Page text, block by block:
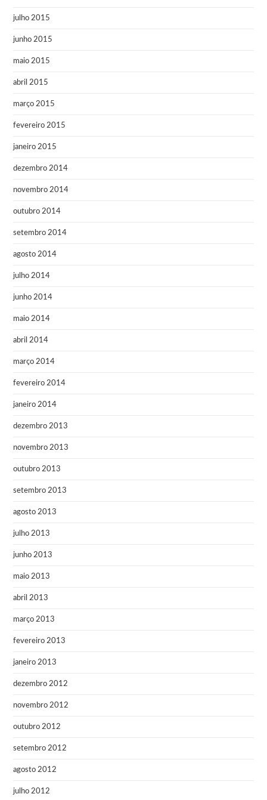
julho 2015
junho 2015
maio 2015
abril 2015
março 2015
fevereiro 2015
janeiro 2015
dezembro 2014
novembro 2014
outubro 2014
setembro 2014
agosto 2014
julho 2014
junho 2014
maio 2014
abril 2014
março 2014
fevereiro 2014
janeiro 2014
dezembro 2013
novembro 2013
outubro 2013
setembro 2013
agosto 2013
julho 2013
junho 2013
maio 2013
abril 2013
março 2013
fevereiro 2013
janeiro 2013
dezembro 2012
novembro 2012
outubro 2012
setembro 2012
agosto 2012
julho 2012